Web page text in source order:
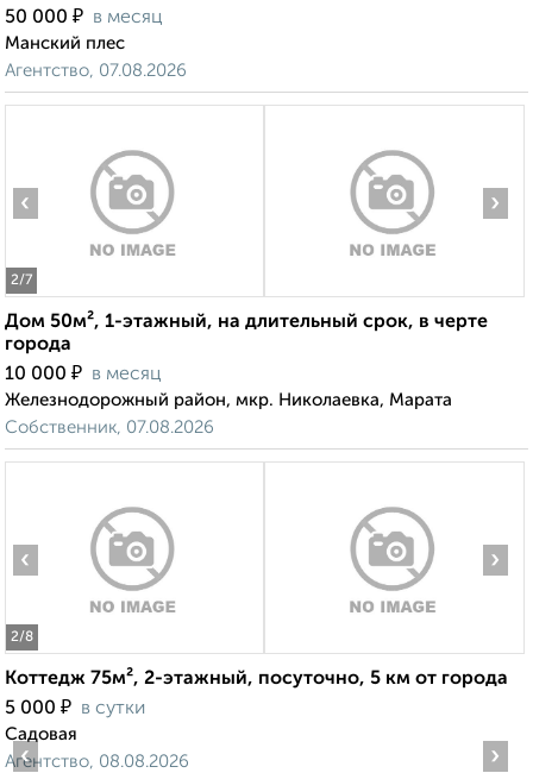
50 000 ₽ в месяц
Манский плес
Агентство, 07.08.2026
2/7
‹ ›
Дом 50м², 1-этажный, на длительный срок, в черте
города
10 000 ₽ в месяц
Железнодорожный район, мкр. Николаевка, Марата
Собственник, 07.08.2026
2/8
‹ ›
Коттедж 75м², 2-этажный, посуточно, 5 км от города
5 000 ₽ в сутки
Садовая
Агентство, 08.08.2026
‹ ›